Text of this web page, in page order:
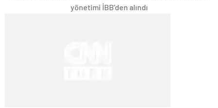
yönetimi İBB’den alındı